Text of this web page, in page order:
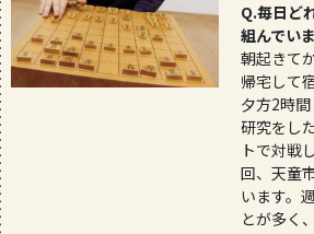
Q.毎日ど
組んでい
朝起きて
帰宅して
夕方2時
研究をし
トで対戦
回、天童
います。
とが多く